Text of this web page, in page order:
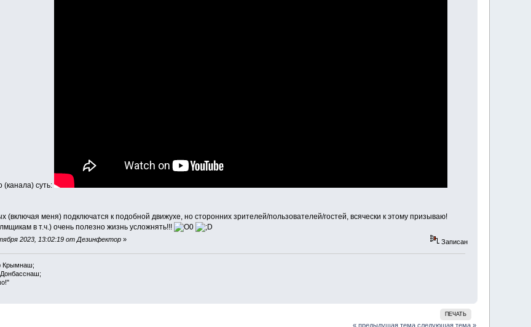
суть:
(включая меня) подключатся к подобной движухе, но сторонних зрителей/пользователей/гостей, всячески к этому призываю!
в т.ч.) очень полезно жизнь усложнять!!!
2023, 13:02:19 от Дезинфектор» Записан
Крымнаш;
ПЕЧАТЬ
« предыдущая тема следующая тема »